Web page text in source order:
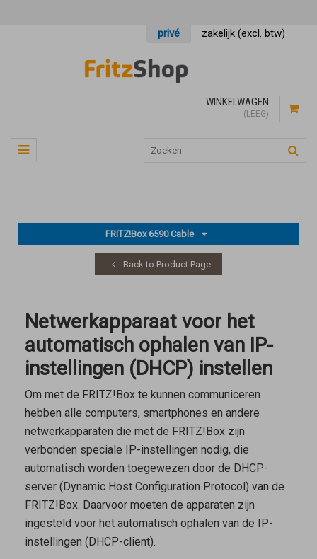
privé zakelijk (excl. btw)
WINKELWAGEN
(LEEG)
FRITZ!Box 6590 Cable
Back to Product Page
Netwerkapparaat voor het
automatisch ophalen van IP-
instellingen (DHCP) instellen
Om met de FRITZ!Box te kunnen communiceren
hebben alle computers, smartphones en andere
netwerkapparaten die met de FRITZ!Box zijn
verbonden speciale IP-instellingen nodig, die
automatisch worden toegewezen door de DHCP-
server (Dynamic Host Configuration Protocol) van de
FRITZ!Box. Daarvoor moeten de apparaten zijn
ingesteld voor het automatisch ophalen van de IP-
instellingen (DHCP-client).